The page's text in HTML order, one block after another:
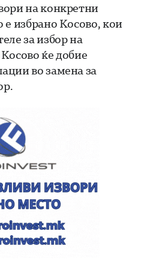
на конкретни
избрано Косово, кои
за избор на
ќе добие
во замена за